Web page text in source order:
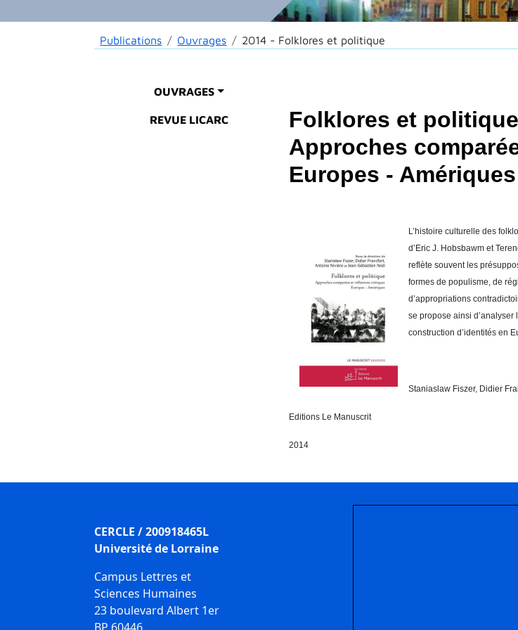
Fil d'Ariane
Publications Ouvrages 2014 - Folklores et politique
Main menuOUVRAGES
REVUE LICARC
Folklores et
Approches
Europes - Amériques
L’histoire culturelle des
d’Eric J. Hobsbawm et
reflète souvent les
formes de populisme, de
d’appropriations
se propose ainsi
construction d’identités en
Staniaslaw Fiszer, Didier
Editions Le Manuscrit
2014
CERCLE / 200918465L
Université de Lorraine
Campus Lettres et
Sciences Humaines
23 boulevard Albert 1er